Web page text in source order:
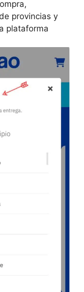
provincias y
plataforma